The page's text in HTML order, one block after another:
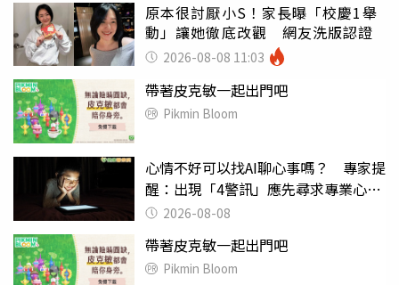
原本很討厭小S！家長曝「校慶1舉
動」讓她徹底改觀 網友洗版認證
2026-08-08 11:03
帶著皮克敏一起出門吧
Pikmin Bloom
心情不好可以找AI聊心事嗎？ 專家提
醒：出現「4警訊」應先尋求專業心理
協助2026-08-08
帶著皮克敏一起出門吧
Pikmin Bloom